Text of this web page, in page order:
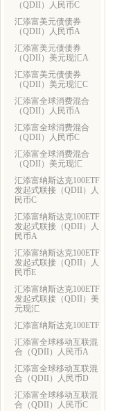
（QDII）人民币C
汇添富美元债债券
（QDII）人民币A
汇添富美元债债券
（QDII）美元现汇A
汇添富美元债债券
（QDII）美元现汇C
汇添富全球消费混合
（QDII）人民币A
汇添富全球消费混合
（QDII）人民币C
汇添富全球消费混合
（QDII）美元现汇
汇添富纳斯达克100ETF
发起式联接（QDII）人
民币C
汇添富纳斯达克100ETF
发起式联接（QDII）人
民币A
汇添富纳斯达克100ETF
发起式联接（QDII）人
民币E
汇添富纳斯达克100ETF
发起式联接（QDII）美
元现汇
汇添富纳斯达克100ETF
汇添富全球移动互联混
合（QDII）人民币A
汇添富全球移动互联混
合（QDII）人民币D
汇添富全球移动互联混
合（QDII）人民币C